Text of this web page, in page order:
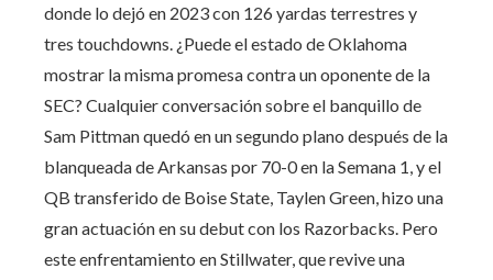
donde lo dejó en 2023 con 126 yardas terrestres y
tres touchdowns. ¿Puede el estado de Oklahoma
mostrar la misma promesa contra un oponente de la
SEC? Cualquier conversación sobre el banquillo de
Sam Pittman quedó en un segundo plano después de la
blanqueada de Arkansas por 70-0 en la Semana 1, y el
QB transferido de Boise State, Taylen Green, hizo una
gran actuación en su debut con los Razorbacks. Pero
este enfrentamiento en Stillwater, que revive una